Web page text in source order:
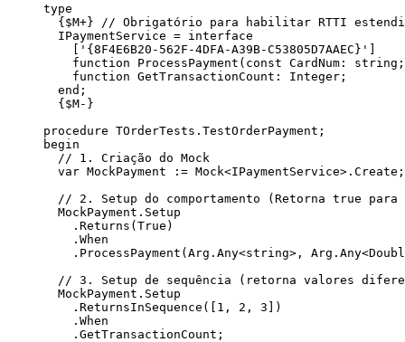
type
{$M+}
// Obrigatório para habilitar RTTI
IPaymentService = interface
[ ' {8F4E6B20-562F-4DFA-A39B-C53805D7AAEC} ' ]
function
ProcessPayment ( const CardNum: string
function GetTransactionCount : Integer ;
end ;
{$M-}
procedure TOrderTests.TestOrderPayment ;
begin
// 1. Criação do Mock
var MockPayment := Mock<IPaymentService>.Create;
// 2. Setup do comportamento (Retorna true
MockPayment.Setup
.Returns(True )
.When
.ProcessPayment(Arg.Any<string>, Arg.Any<
// 3. Setup de sequência (retorna valores
MockPayment.Setup
.ReturnsInSequence([ 1 , 2 , 3 ])
.When
.GetTransactionCount;